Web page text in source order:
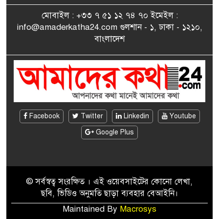
এমপি মমতাজ আলোকে
জেলা প্রবাসী এসোসিয়েশন’
বেদে সম্প্রদায় নিয়ে প্যারিসে
তথ্য-চলচ্চিত্র “ভাসমান জীবন”
মোবাইল : +৩৩ ৭ ৫১ ১২ ৭৪ ৭০ ইমেইল :
info@amaderkatha24.com গুলশান - ১, ঢাকা - ১২১০,
বাংলাদেশ
Facebook Twitter Linkedin
Youtube
Google Plus
© সর্বস্বত্ব সংরক্ষিত । এই ওয়েবসাইটের কোনো লেখা,
ছবি, ভিডিও অনুমতি ছাড়া ব্যবহার বেআইনি।
Maintained By Macrosys